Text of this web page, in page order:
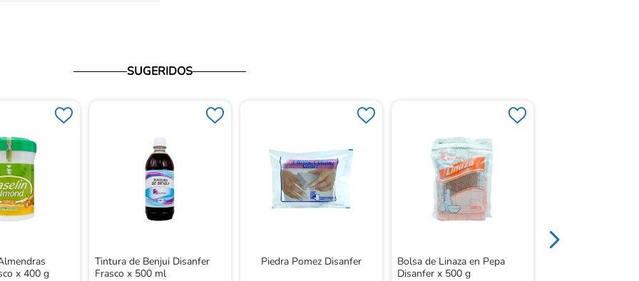
SUGERIDOS
x 400 g
Tintura de Benjui Disanfer
Frasco x 500 ml
Piedra Pomez Disanfer
Bolsa de Linaza en Pepa
Disanfer x 500 g